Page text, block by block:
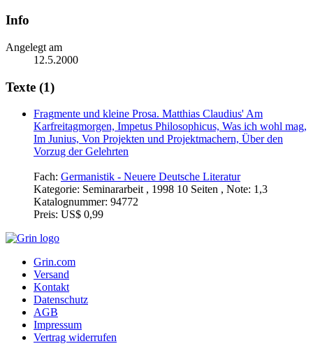
Info
Angelegt am
12.5.2000
Texte (1)
Fragmente und kleine Prosa. Matthias Claudius' Am
Karfreitagmorgen, Impetus Philosophicus, Was ich wohl mag,
Im Junius, Von Projekten und Projektmachern, Über den
Vorzug der Gelehrten
Fach: Germanistik - Neuere Deutsche Literatur
Katalognummer:
Grin.com
Versand
Kontakt
Datenschutz